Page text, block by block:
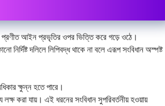
প্রণীত আইন প্রভৃতির ওপর ভিত্তি করে গড়ে ওঠে।
নির্দিষ্ট দলিলে লিপিবদ্ধ থাকে না বলে এরূপ সংবিধান অস্পষ্ট
ক্ষুন্ন হতে পারে।
লক্ষ করা যায়। এই ধরনের সংবিধান সুপরিবর্তনীয় হওয়ায়